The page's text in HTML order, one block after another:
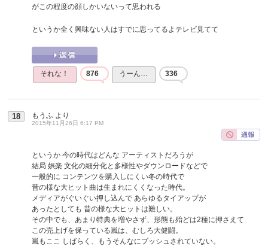
がこの程度の顔しかいないって思われる
というか全く興味ない人はすでに思ってるよテレビ見てて
それな！ 876 うーん… 336
18 もうふ より
2015年11月26日 6:17 PM
というか 今の時代はどんな アーティストだろうが
結局 娯楽 文化の細分化と多様性やダウンロードなどで
一般的に コンテンツを購入しにくい冬の時代で
昔の様な大ヒット曲は生まれにくくなった時代。
メディアがぐいぐい押し込んで あらゆるタイアップが
あったとしても 昔の様な大ヒットは難しい。
その中でも、あまり特典を増やさず、形態も殆どは2種に押さえて
この売上げを保っている嵐は、むしろ大健闘。
嵐もここ しばらく、もうそんなにプッシュされていない。